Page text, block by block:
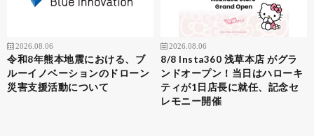
2026.08.06
令和8年熊本地震における、ブ
ルーイノベーションのドローン
災害支援活動について
2026.08.06
8/8 Insta360 浅草本店 がグラ
ンドオープン！当日はハローキ
ティが1日店長に就任、記念セ
レモニー開催